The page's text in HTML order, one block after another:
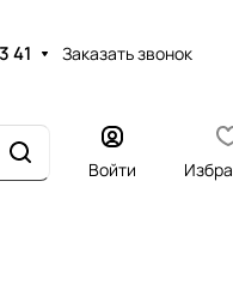
41 Заказать звонок
Войти